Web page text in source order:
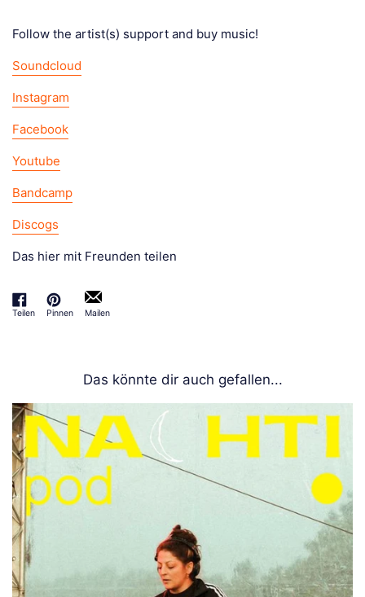
Follow the artist(s) support and buy music!
Soundcloud
Instagram
Facebook
Youtube
Bandcamp
Discogs
Das hier mit Freunden teilen
Teilen
Pinnen
Mailen
Das könnte dir auch gefallen...